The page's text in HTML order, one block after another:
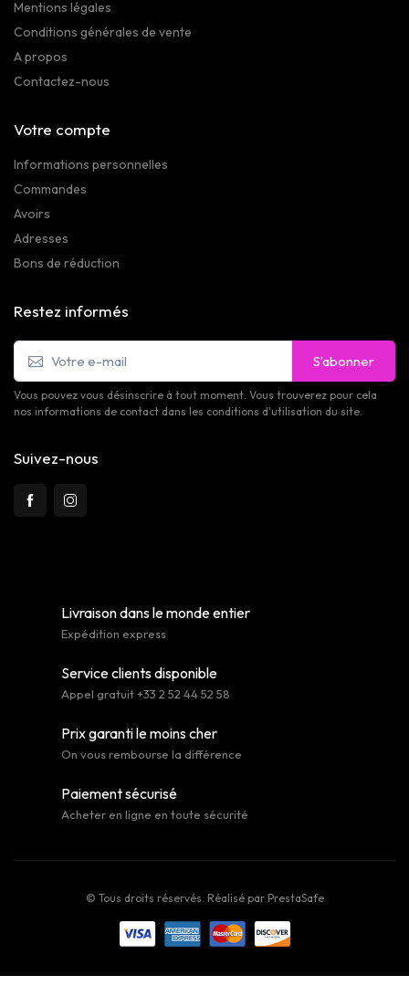
Mentions légales
Conditions générales de vente
A propos
Contactez-nous
Votre compte
Informations personnelles
Commandes
Avoirs
Adresses
Bons de réduction
Restez informés
S’abonner
Vous pouvez vous désinscrire à tout moment. Vous trouverez pour cela
nos informations de contact dans les conditions d'utilisation du site.
Suivez-nous
Livraison dans le monde entier
Expédition express
Service clients disponible
Appel gratuit +33 2 52 44 52 58
Prix garanti le moins cher
On vous rembourse la différence
Paiement sécurisé
Acheter en ligne en toute sécurité
© Tous droits réservés. Réalisé par PrestaSafe